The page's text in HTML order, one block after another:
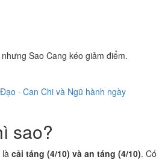
nhưng Sao Cang kéo giảm điểm.
· Can Chi và Ngũ hành ngày
sao?
là cải táng (4/10) và an táng (4/10). Có